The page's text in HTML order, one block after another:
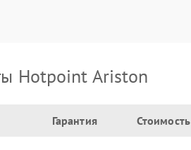
Hotpoint Ariston
Гарантия Стоимость